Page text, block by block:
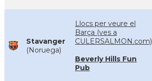
Stavanger
(Noruega)
Llocs per veure el
Barça (ves a
CULERSALMON.com)
Beverly Hills Fun
Pub